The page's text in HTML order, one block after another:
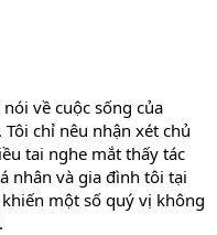
về cuộc sống của
chỉ nêu nhận xét chủ
tai nghe mắt thấy tác
nhân và gia đình tôi tại
một số quý vị không